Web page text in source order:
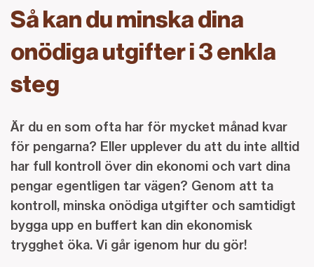
Så kan du minska dina
onödiga utgifter i 3 enkla
steg
Är du en som ofta har för mycket månad kvar
för pengarna? Eller upplever du att du inte alltid
har full kontroll över din ekonomi och vart dina
pengar egentligen tar vägen? Genom att ta
kontroll, minska onödiga utgifter och samtidigt
bygga upp en buffert kan din ekonomisk
trygghet öka. Vi går igenom hur du gör!